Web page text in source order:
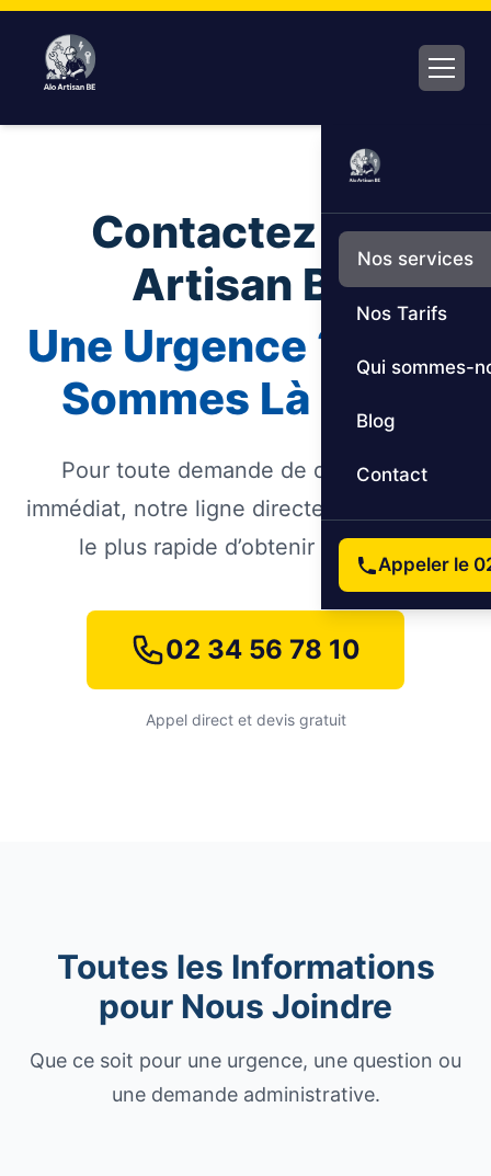
Aller
contenu
Nos services
Nos Tarifs
Qui sommes-
Blog
Contact
Appeler le
Contactez Alo
Artisan BE
Une Urgence ? Nous
Sommes Là 24/7.
Pour toute demande de dépannage
immédiat, notre ligne directe est le moyen
le plus rapide d’obtenir de l’aide.
02 34 56 78 10
Appel direct et devis gratuit
Toutes les Informations
pour Nous Joindre
Que ce soit pour une urgence, une question ou
une demande administrative.